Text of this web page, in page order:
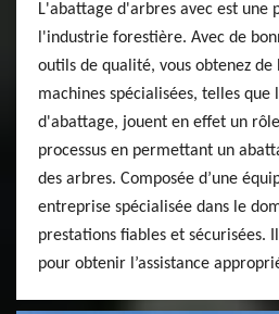
L'abattage d'arbres avec est une
l'industrie forestière. Avec de
outils de qualité, vous obtenez de
machines spécialisées, telles que
d'abattage, jouent en effet un
processus en permettant un
des arbres. Composée d’une
entreprise spécialisée dans le
prestations fiables et sécurisées.
pour obtenir l’assistance